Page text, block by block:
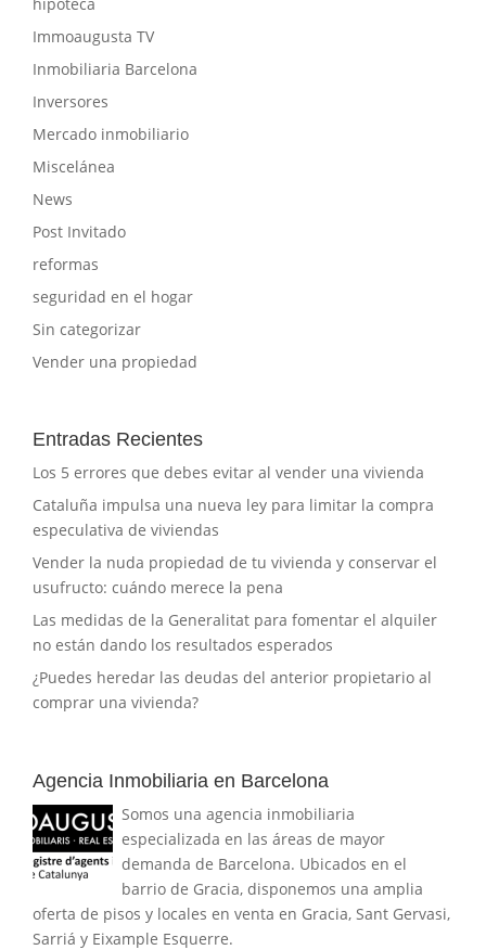
Immoaugusta TV
Inmobiliaria Barcelona
Inversores
Mercado inmobiliario
Miscelánea
News
Post Invitado
reformas
seguridad en el hogar
Sin categorizar
Vender una propiedad
Entradas Recientes
Los 5 errores que debes evitar al vender una vivienda
Cataluña impulsa una nueva ley para limitar la compra
especulativa de viviendas
Vender la nuda propiedad de tu vivienda y conservar el
usufructo: cuándo merece la pena
Las medidas de la Generalitat para fomentar el alquiler
no están dando los resultados esperados
¿Puedes heredar las deudas del anterior propietario al
comprar una vivienda?
Agencia Inmobiliaria en Barcelona
Somos una agencia inmobiliaria
especializada en las áreas de mayor
demanda de Barcelona. Ubicados en el
barrio de Gracia, disponemos una amplia
oferta de pisos y locales en venta en Gracia, Sant Gervasi,
Sarriá y Eixample Esquerre.